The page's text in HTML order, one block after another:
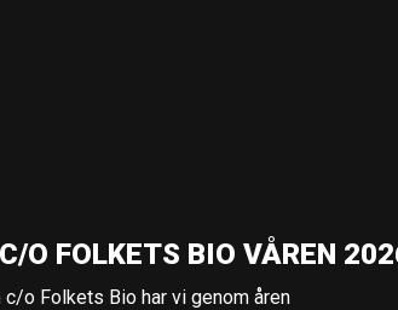
O FOLKETS BIO VÅREN
o Folkets Bio har vi genom åren